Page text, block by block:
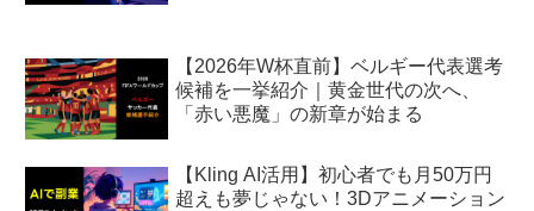
【2026年W杯直前】ベルギー代表選考
候補を一挙紹介｜黄金世代の次へ、
「赤い悪魔」の新章が始まる
【Kling AI活用】初心者でも月50万円
超えも夢じゃない！3Dアニメーション